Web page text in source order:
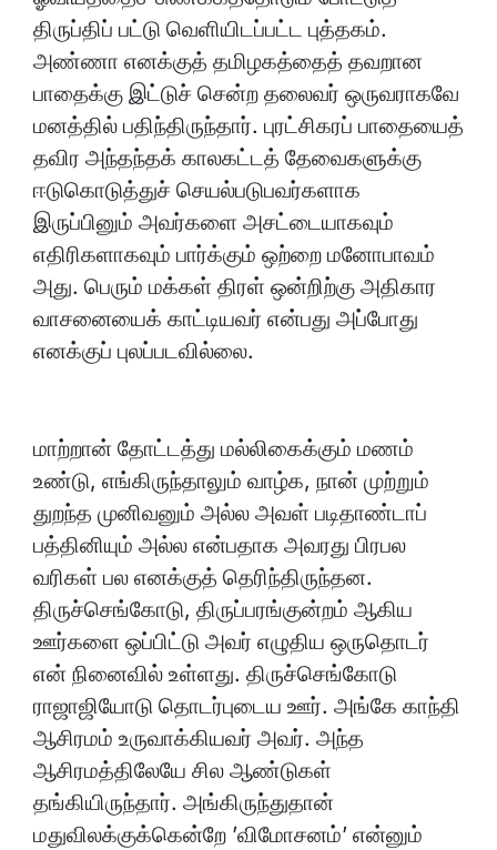
திருப்திப் பட்டு வெளியிடப்பட்ட புத்தகம்.
அண்ணா எனக்குத் தமிழகத்தைத் தவறான
பாதைக்கு இட்டுச் சென்ற தலைவர் ஒருவராகவே
மனத்தில் பதிந்திருந்தார். புரட்சிகரப் பாதையைத்
தவிர அந்தந்தக் காலகட்டத் தேவைகளுக்கு
ஈடுகொடுத்துச் செயல்படுபவர்களாக
இருப்பினும் அவர்களை அசட்டையாகவும்
எதிரிகளாகவும் பார்க்கும் ஒற்றை மனோபாவம்
அது. பெரும் மக்கள் திரள் ஒன்றிற்கு அதிகார
வாசனையைக் காட்டியவர் என்பது அப்போது
எனக்குப் புலப்படவில்லை.
மாற்றான் தோட்டத்து மல்லிகைக்கும் மணம்
உண்டு, எங்கிருந்தாலும் வாழ்க, நான் முற்றும்
துறந்த முனிவனும் அல்ல அவள் படிதாண்டாப்
பத்தினியும் அல்ல என்பதாக அவரது பிரபல
வரிகள் பல எனக்குத் தெரிந்திருந்தன.
திருச்செங்கோடு, திருப்பரங்குன்றம் ஆகிய
ஊர்களை ஒப்பிட்டு அவர் எழுதிய ஒருதொடர்
என் நினைவில் உள்ளது. திருச்செங்கோடு
ராஜாஜியோடு தொடர்புடைய ஊர். அங்கே காந்தி
ஆசிரமம் உருவாக்கியவர் அவர். அந்த
ஆசிரமத்திலேயே சில ஆண்டுகள்
தங்கியிருந்தார். அங்கிருந்துதான்
மதுவிலக்குக்கென்றே ’விமோசனம்’ என்னும்